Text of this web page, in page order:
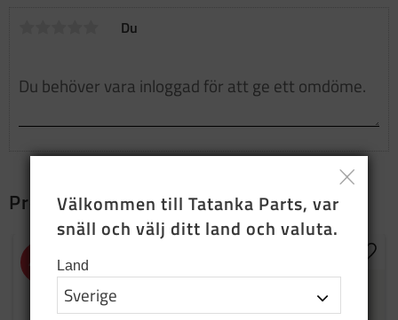
Du
Produkter som passar ihop
45
Välkommen till Tatanka Parts, var
snäll och välj ditt land och valuta.
Land